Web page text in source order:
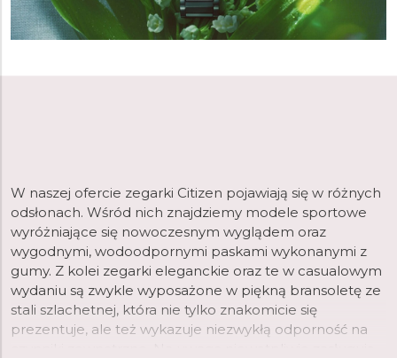
W naszej ofercie zegarki Citizen pojawiają się w różnych
odsłonach. Wśród nich znajdziemy modele sportowe
wyróżniające się nowoczesnym wyglądem oraz
wygodnymi, wodoodpornymi paskami wykonanymi z
gumy. Z kolei zegarki eleganckie oraz te w casualowym
wydaniu są zwykle wyposażone w piękną bransoletę ze
stali szlachetnej, która nie tylko znakomicie się
prezentuje, ale też wykazuje niezwykłą odporność na